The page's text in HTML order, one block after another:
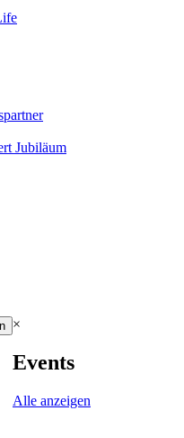
Jubiläum
×
Events
Alle anzeigen